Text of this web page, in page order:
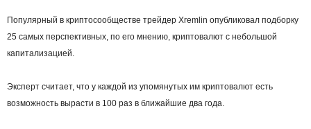
Популярный в криптосообществе трейдер Xremlin опубликовал подборку
25 самых перспективных, по его мнению, криптовалют с небольшой
капитализацией.
Эксперт считает, что у каждой из упомянутых им криптовалют есть
возможность вырасти в 100 раз в ближайшие два года.